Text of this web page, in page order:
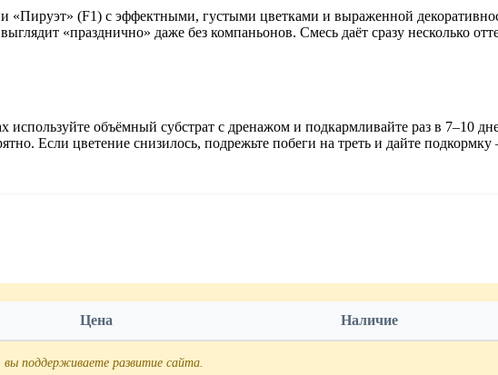
«Пируэт» (F1) с эффектными, густыми цветками и выраженной
«празднично» даже без компаньонов. Смесь даёт сразу несколько
объёмный субстрат с дренажом и подкармливайте раз в 7–10
Если цветение снизилось, подрежьте побеги на треть и дайте
Цена Наличие
поддерживаете развитие сайта.